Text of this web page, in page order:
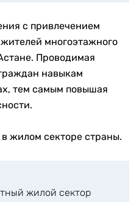
с привлечением
многоэтажного
Проводимая
навыкам
тем самым повышая
жилом секторе страны.
жилой сектор